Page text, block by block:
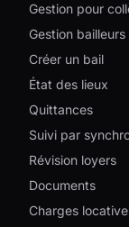
Gestion pour
Gestion
Créer un bail
État des lieux
Quittances
Suivi par
Révision loyers
Documents
Charges